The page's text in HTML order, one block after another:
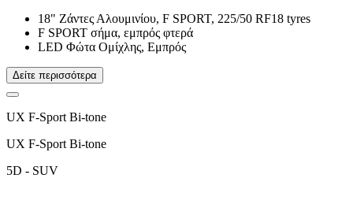
18" Ζάντες Αλουμινίου, F SPORT, 225/50 RF18 tyres
F SPORT σήμα, εμπρός φτερά
LED Φώτα Ομίχλης, Εμπρός
Δείτε περισσότερα
UX F-Sport Bi-tone
UX F-Sport Bi-tone
5D - SUV